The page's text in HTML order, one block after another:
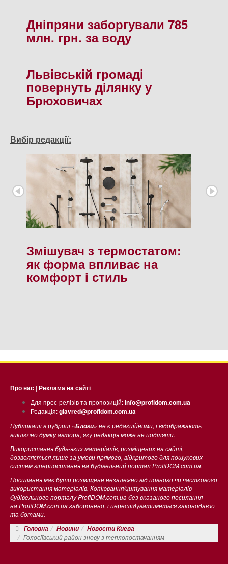
Днiпряни заборгували 785
млн. грн. за воду
Львiвськiй громадi
повернуть дiлянку у
Брюховичах
Вибір редакції:
Змішувач з термостатом:
як форма впливає на
комфорт і стиль
Про нас | Реклама на сайті
Для прес-релізів та пропозицій:info@profidom.com.ua
Редакція:glavred@profidom.com.ua
Публикації в рубриці «Блоги» не є редакційними, і відображають
виключно думку автора, яку редакція може не поділяти.
Використання будь-яких матеріалів, розміщених на сайті,
дозволяється лише за умови прямого, відкритого для пошукових
систем гіперпосилання на будівельний портал ProfiDOM.com.ua.
Посилання має бути розміщене незалежно від повного чи часткового
використання матеріалів. Копіювання/цитування матеріалів
будівельного порталу ProfiDOM.com.ua без вказаного посилання
на ProfiDOM.com.ua заборонено, і переслідуватиметься законодавчо
та ботами.
Головна
Новини
Новости Киева
Голосiївський район знову з теплопостачанням